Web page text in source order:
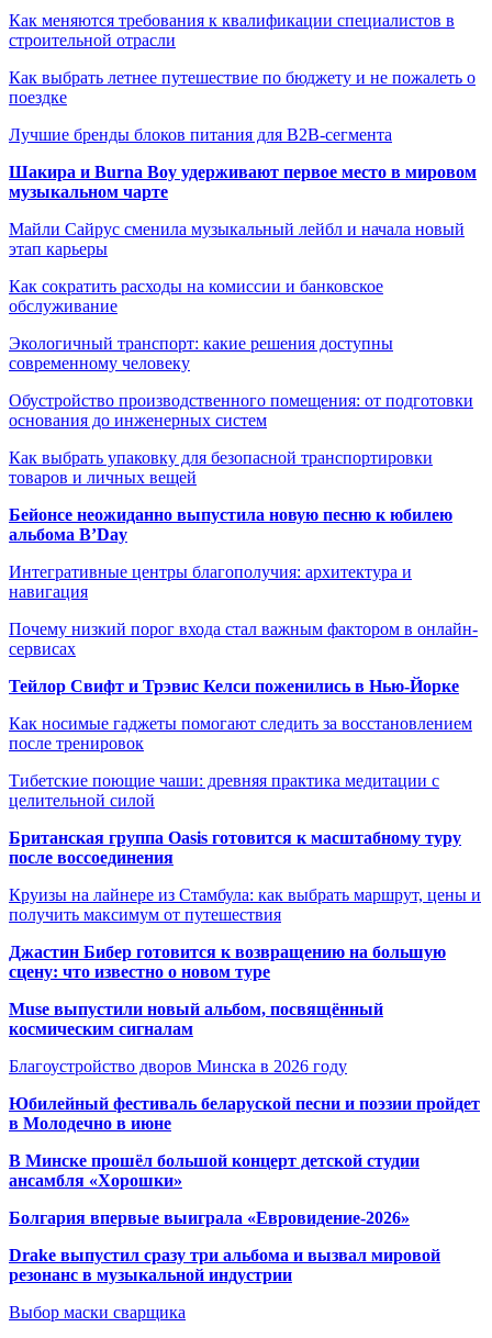
Как меняются требования к квалификации специалистов в
строительной отрасли
Как выбрать летнее путешествие по бюджету и не пожалеть о
поездке
Лучшие бренды блоков питания для B2B-сегмента
Шакира и Burna Boy удерживают первое место в мировом
музыкальном чарте
Майли Сайрус сменила музыкальный лейбл и начала новый
этап карьеры
Как сократить расходы на комиссии и банковское
обслуживание
Экологичный транспорт: какие решения доступны
современному человеку
Обустройство производственного помещения: от подготовки
основания до инженерных систем
Как выбрать упаковку для безопасной транспортировки
товаров и личных вещей
Бейонсе неожиданно выпустила новую песню к юбилею
альбома B’Day
Интегративные центры благополучия: архитектура и
навигация
Почему низкий порог входа стал важным фактором в онлайн-
сервисах
Тейлор Свифт и Трэвис Келси поженились в Нью-Йорке
Как носимые гаджеты помогают следить за восстановлением
после тренировок
Тибетские поющие чаши: древняя практика медитации с
целительной силой
Британская группа Oasis готовится к масштабному туру
после воссоединения
Круизы на лайнере из Стамбула: как выбрать маршрут, цены и
получить максимум от путешествия
Джастин Бибер готовится к возвращению на большую
сцену: что известно о новом туре
Muse выпустили новый альбом, посвящённый
космическим сигналам
Благоустройство дворов Минска в 2026 году
Юбилейный фестиваль беларуской песни и поэзии пройдет
в Молодечно в июне
В Минске прошёл большой концерт детской студии
ансамбля «Хорошки»
Болгария впервые выиграла «Евровидение-2026»
Drake выпустил сразу три альбома и вызвал мировой
резонанс в музыкальной индустрии
Выбор маски сварщика